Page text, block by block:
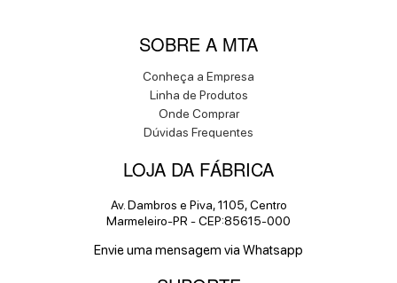
SOBRE A MTA
Conheça a Empresa
Linha de Produtos
Onde Comprar
Dúvidas Frequentes
LOJA DA FÁBRICA
Av. Dambros e Piva, 1105, Centro
Marmeleiro-PR - CEP:85615-000
Envie uma mensagem via Whatsapp